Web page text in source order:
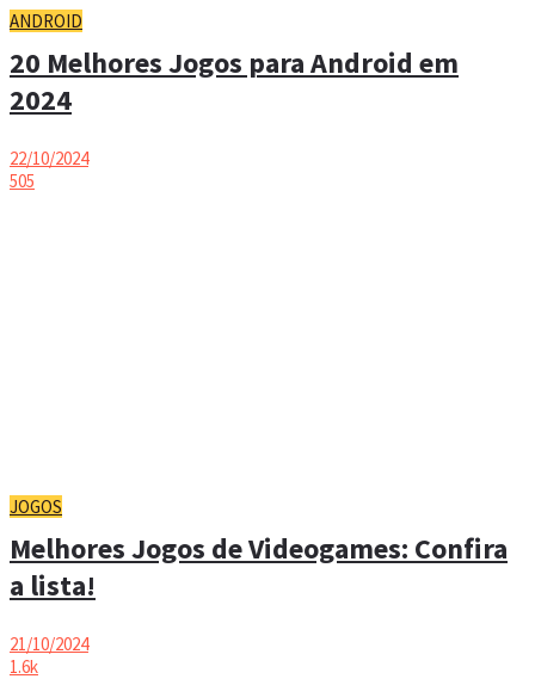
ANDROID
20 Melhores Jogos para Android em
2024
22/10/2024
505
JOGOS
Melhores Jogos de Videogames: Confira
a lista!
21/10/2024
1.6k